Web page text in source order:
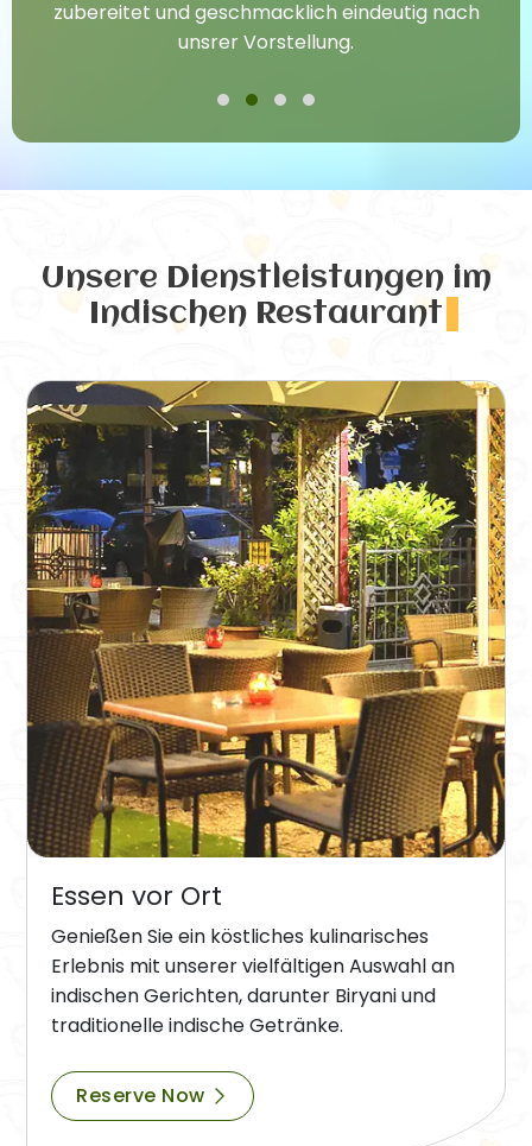
zubereitet und geschmacklich eindeutig nach
unsrer Vorstellung.
Unsere Dienstleistungen im
Indischen Restaurant
Essen vor Ort
Genießen Sie ein köstliches kulinarisches
Erlebnis mit unserer vielfältigen Auswahl an
indischen Gerichten, darunter Biryani und
traditionelle indische Getränke.
Reserve Now